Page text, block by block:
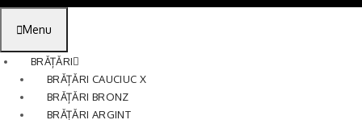
Menu
BRĂȚĂRI
BRĂȚĂRI CAUCIUC X
BRĂȚĂRI BRONZ
BRĂȚĂRI ARGINT